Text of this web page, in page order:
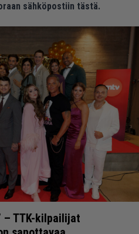
sähköpostiin tästä.
– TTK-kilpailijat